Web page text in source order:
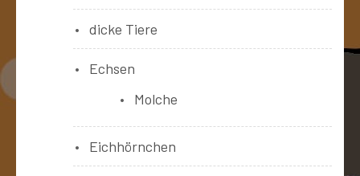
dicke Tiere
Echsen
Molche
Eichhörnchen